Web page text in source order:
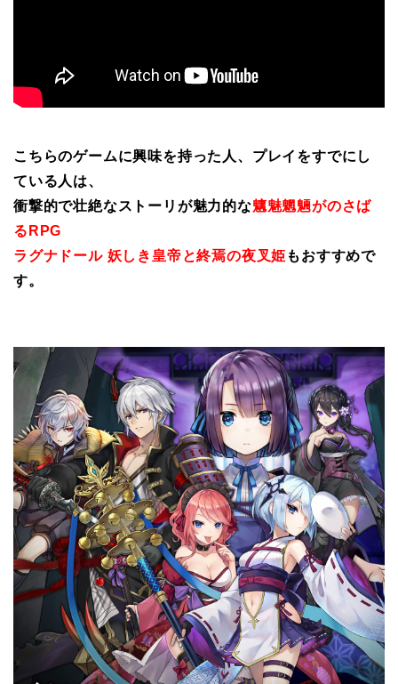
こちらのゲームに興味を持った人、プレイをすでにし
ている人は、
衝撃的で壮絶なストーリが魅力的な魑魅魍魎がのさば
るRPG
ラグナドール 妖しき皇帝と終焉の夜叉姫 もおすすめで
す。